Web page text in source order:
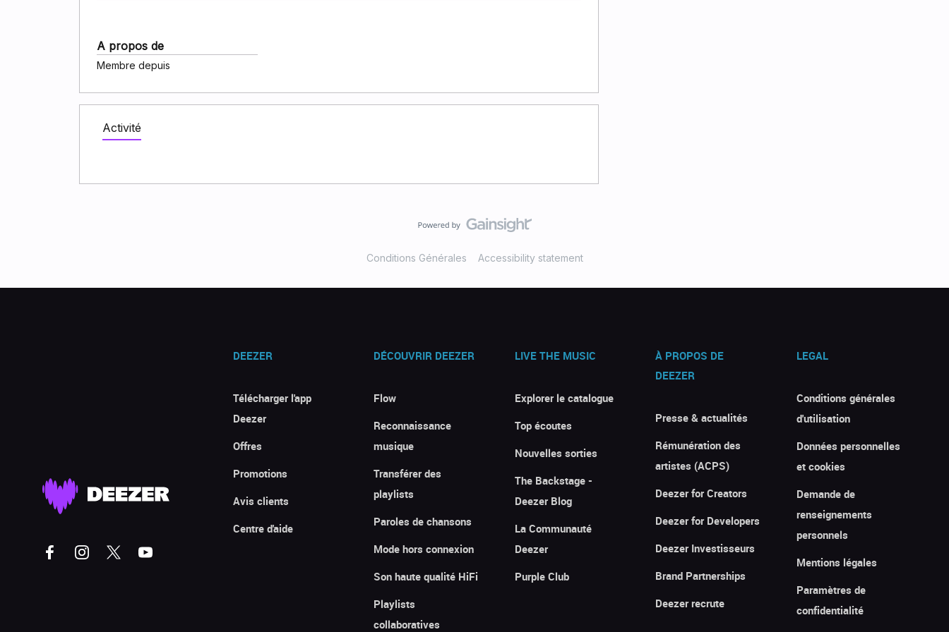
A propos de
Membre depuis
Activité
Conditions Générales Accessibility statement
DEEZER
Télécharger l'app
Deezer
Offres
Promotions
Avis clients
Centre d'aide
DÉCOUVRIR DEEZER
Flow
Reconnaissance
musique
Transférer des
playlists
Paroles de chansons
Mode hors connexion
Son haute qualité HiFi
Playlists
collaboratives
LIVE THE MUSIC
Explorer le catalogue
Top écoutes
Nouvelles sorties
The Backstage -
Deezer Blog
La Communauté
Deezer
Purple Club
À PROPOS DE
DEEZER
Presse & actualités
Rémunération des
artistes (ACPS)
Deezer for Creators
Deezer for Developers
Deezer Investisseurs
Brand Partnerships
Deezer recrute
LEGAL
Conditions générales
d'utilisation
Données personnelles
et cookies
Demande de
renseignements
personnels
Mentions légales
Paramètres de
confidentialité